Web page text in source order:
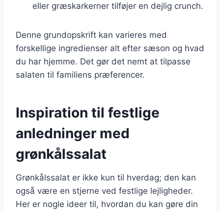
eller græskarkerner tilføjer en dejlig crunch.
Denne grundopskrift kan varieres med
forskellige ingredienser alt efter sæson og hvad
du har hjemme. Det gør det nemt at tilpasse
salaten til familiens præferencer.
Inspiration til festlige
anledninger med
grønkålssalat
Grønkålssalat er ikke kun til hverdag; den kan
også være en stjerne ved festlige lejligheder.
Her er nogle ideer til, hvordan du kan gøre din